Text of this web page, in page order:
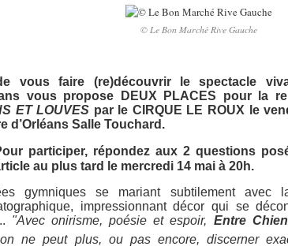
© Le Bon Marché Rive Gauche
vous faire (re)découvrir le spectacle
vous propose DEUX PLACES pour la
ET LOUVES par le CIRQUE LE ROUX le
d’Orléans Salle Touchard.
participer, répondez aux 2 questions
au plus tard le mercredi 14 mai à 20h.
gymniques se mariant subtilement avec
impressionnant décor qui se
"Avec onirisme, poésie et espoir, Entre
ne peut plus, ou pas encore, discerner